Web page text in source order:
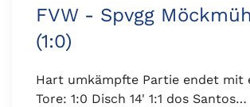
FVW - Spvgg
(1:0)
Hart umkämpfte Partie endet mit
Tore: 1:0 Disch 14' 1:1 dos Santos…